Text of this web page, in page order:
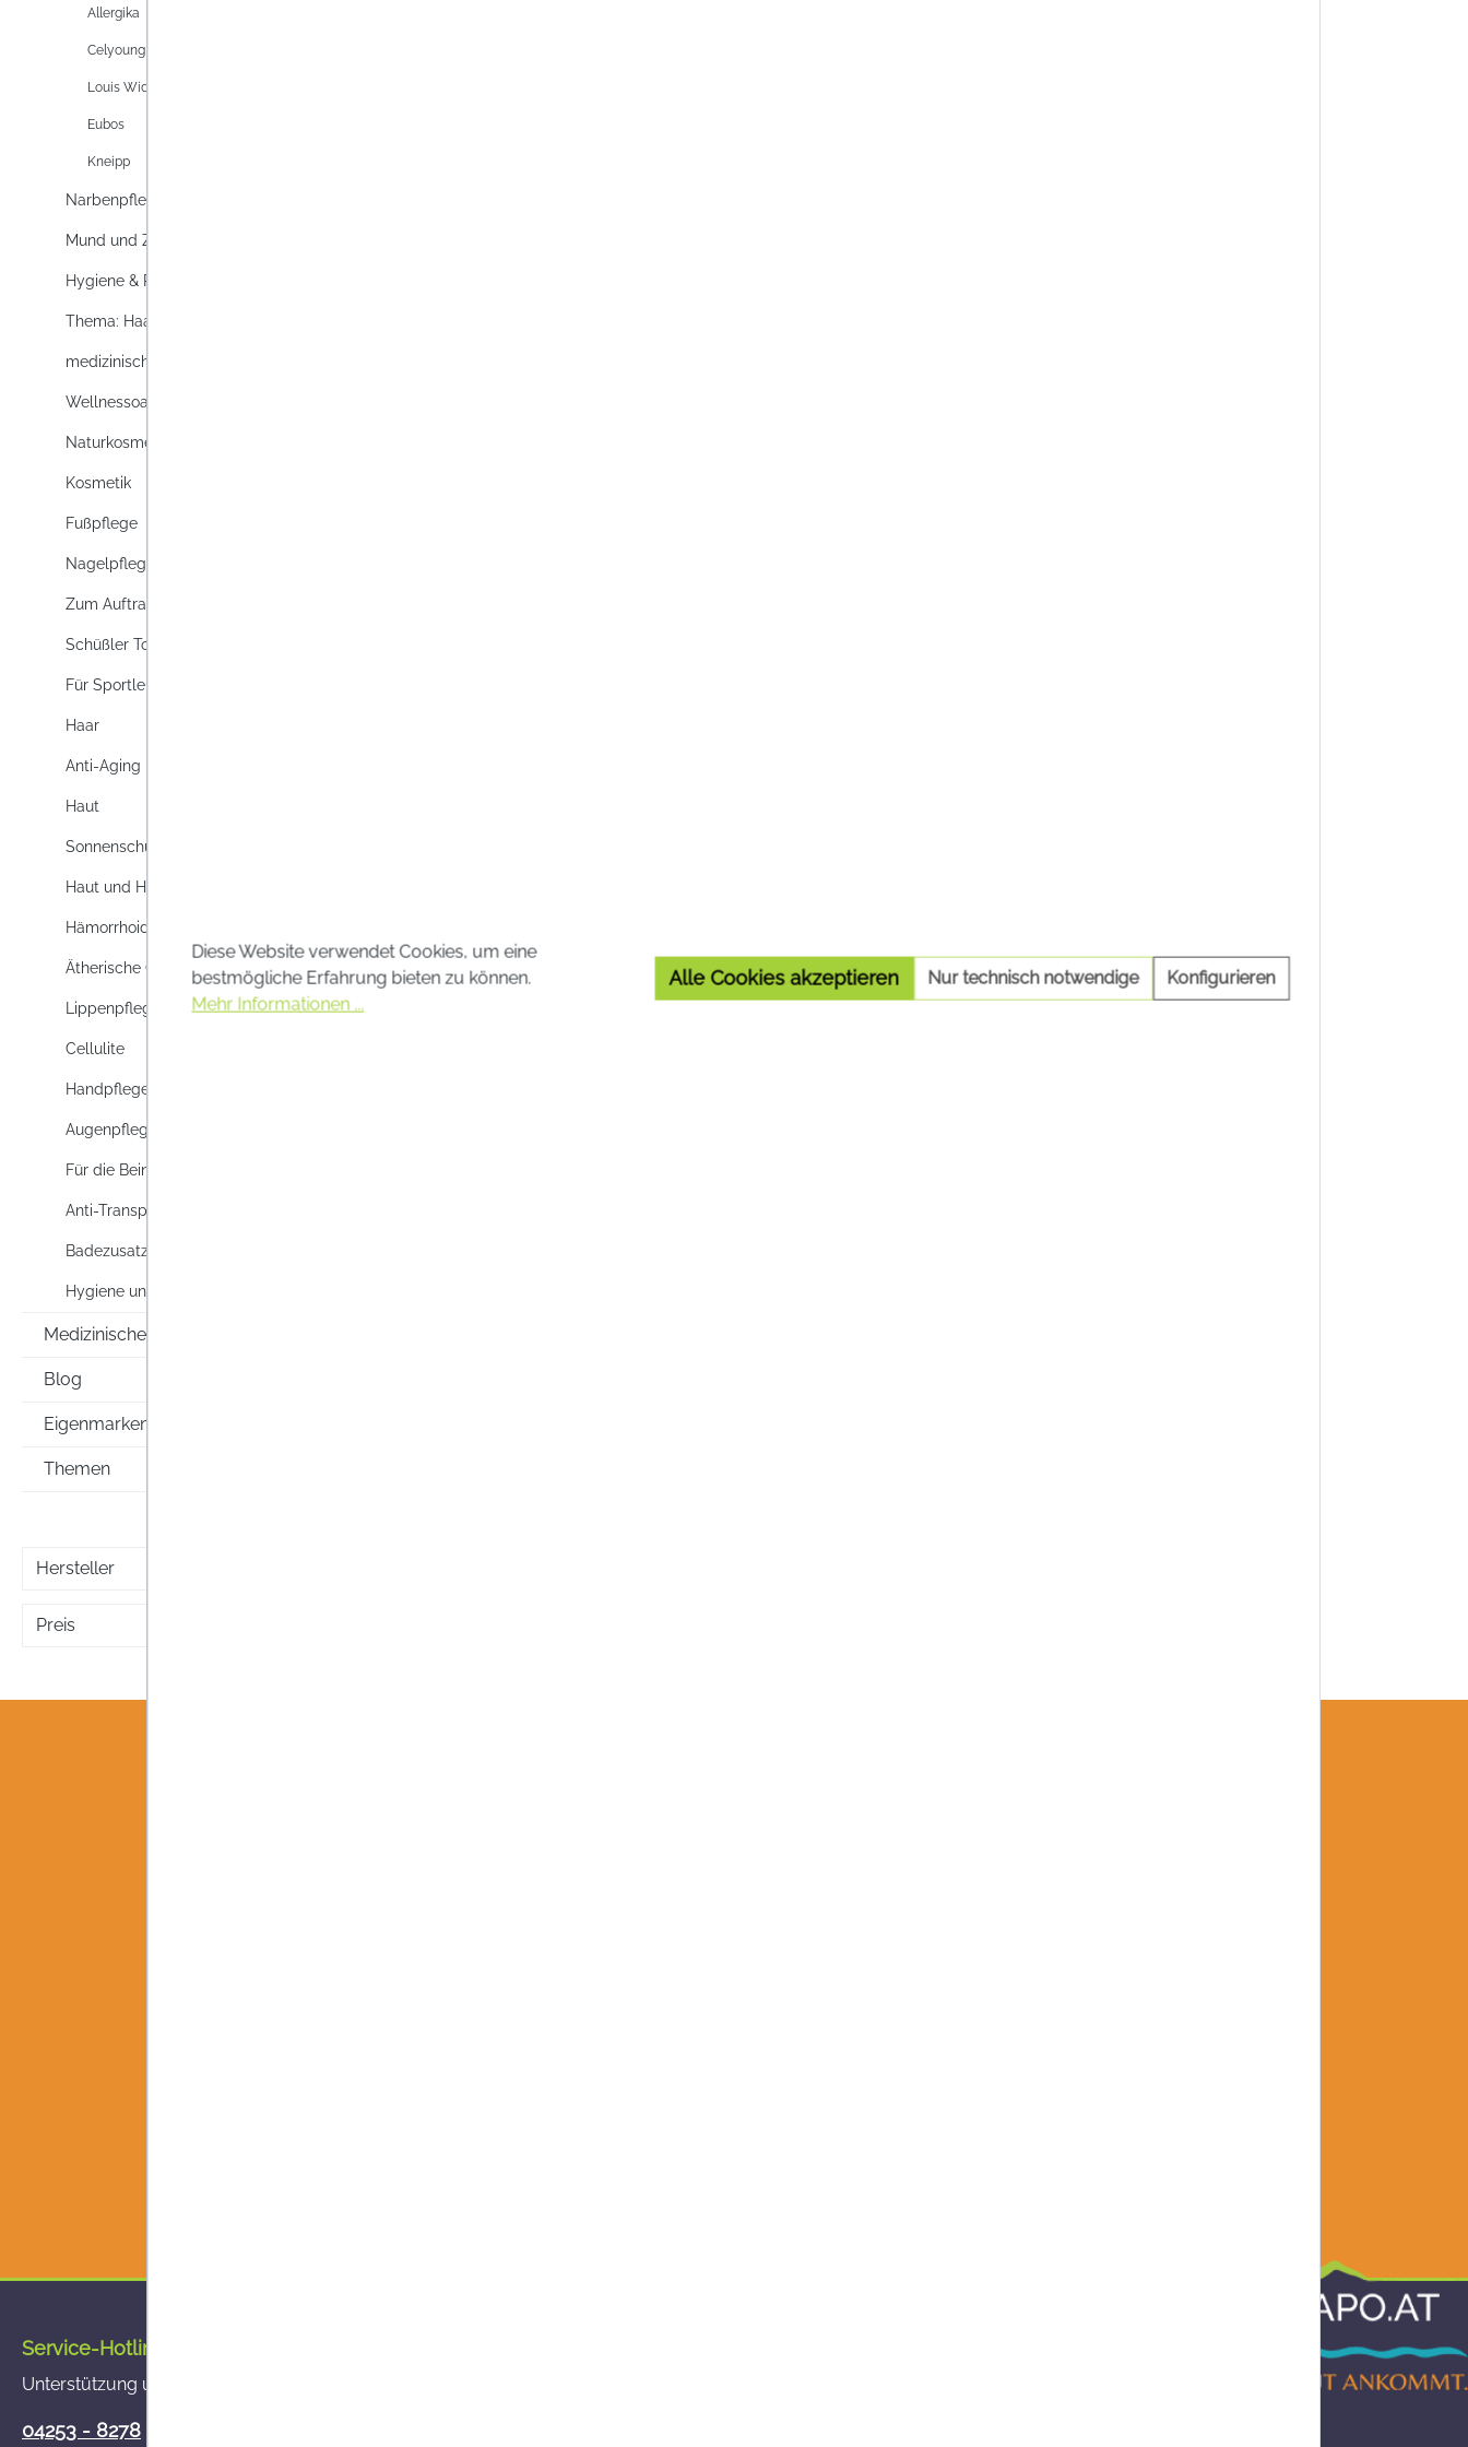
Allergika
Celyoung
Louis Widmer
Eubos
Kneipp
Narbenpflege
Mund und Zahnpflege
Hygiene & Reinigung
Thema: Haare
medizinische Hautpflege
Wellnessoase
Naturkosmetik
Kosmetik
Fußpflege
Nagelpflege
Zum Auftragen
Schüßler Topics
Für Sportler
Haar
Anti-Aging
Haut
Sonnenschutz
Haut und Haar
Hämorrhoiden
Ätherische Öle
Lippenpflege
Cellulite
Handpflege
Augenpflege
Für die Beine
Anti-Transpirants & Deos
Badezusatz
Hygiene und Körperpflege
Medizinische Hilfsmittel
Blog
Eigenmarken
Themen
Hersteller
Preis
Service-Hotline
Unterstützung und Beratung unter:
04253 - 8278
Diese Website verwendet Cookies, um eine
bestmögliche Erfahrung bieten zu können.
Mehr Informationen ...
Alle Cookies akzeptieren Nur technisch notwendige Konfigurieren